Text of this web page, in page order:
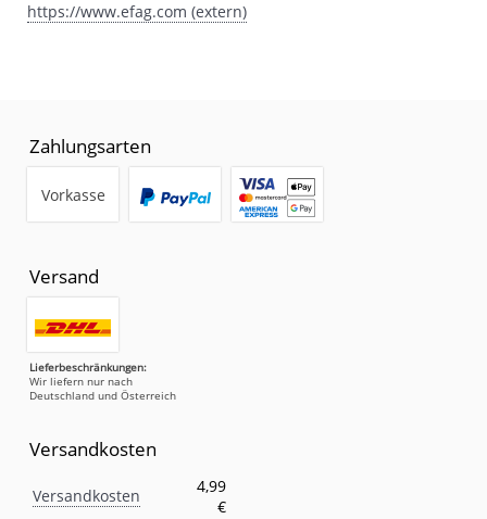
https://www.efag.com (extern)
Zahlungsarten
Vorkasse
Versand
Lieferbeschränkungen:
Wir liefern nur nach
Deutschland und Österreich
Versandkosten
Eigenschaft
Versandkosten
4,99
€